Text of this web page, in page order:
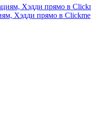
Хэдди прямо в Clickme